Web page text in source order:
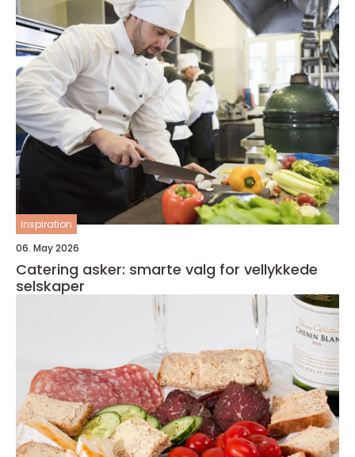
inspiration
06. May 2026
Catering asker: smarte valg for vellykkede
selskaper